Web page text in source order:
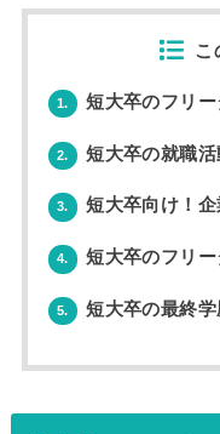
こ
1. 短大卒のフリー
2. 短大卒の就職
3. 短大卒向け！
4. 短大卒のフリ
5. 短大卒の最終